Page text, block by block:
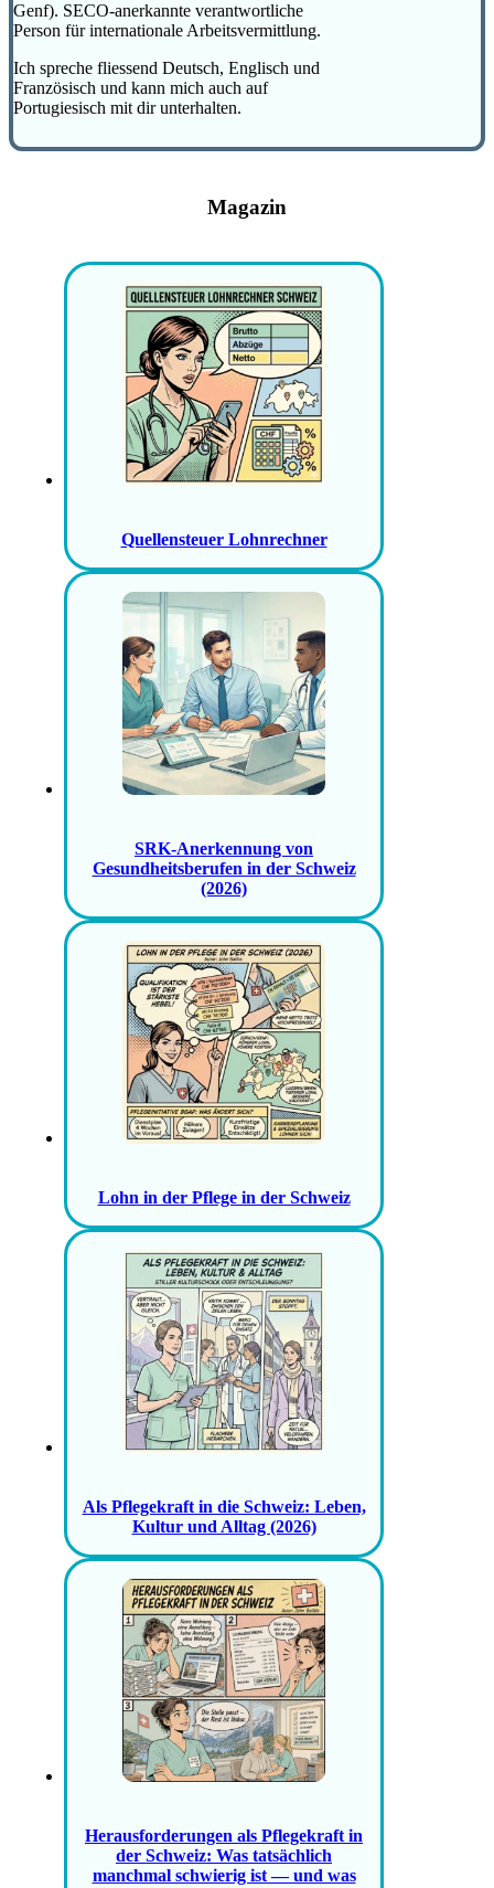
Genf). SECO-anerkannte verantwortliche
Person für internationale Arbeitsvermittlung.
Ich spreche fliessend Deutsch, Englisch und
Französisch und kann mich auch auf
Portugiesisch mit dir unterhalten.
Magazin
Quellensteuer Lohnrechner
SRK-Anerkennung von
Gesundheitsberufen in der Schweiz
(2026)
Lohn in der Pflege in der Schweiz
Als Pflegekraft in die Schweiz: Leben,
Kultur und Alltag (2026)
Herausforderungen als Pflegekraft in
der Schweiz: Was tatsächlich
manchmal schwierig ist — und was